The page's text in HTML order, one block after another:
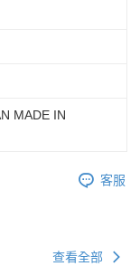
MADE IN
客服
查看全部